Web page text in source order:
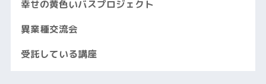
幸せの黄色いバスプロジェクト
異業種交流会
受託している講座